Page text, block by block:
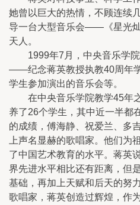
她曾以巨大的热情，不顾连续
导一台大型音乐会——《星光
天人。
1999年7月，中央音乐学院
——纪念蒋英教授执教40周年
学生参加演出的音乐会等。
在中央音乐学院教学45年
养了26个学生，其中近一半都
的成绩，傅海静、祝爱兰、多
上声名显赫的歌唱家。他们为
了中国艺术教育的水平。蒋英
界先进水平相比还有距离，但
基础，再加上天赋和后天的努
歌唱家，蒋英创造过辉煌，作